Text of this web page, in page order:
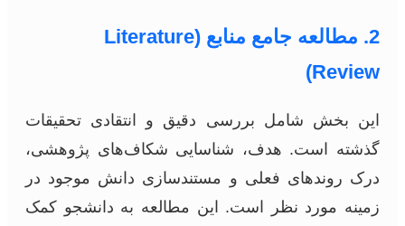
2. مطالعه جامع منابع (Literature
Review)
این بخش شامل بررسی دقیق و انتقادی تحقیقات
گذشته است. هدف، شناسایی شکاف‌های پژوهشی،
درک روندهای فعلی و مستندسازی دانش موجود در
زمینه مورد نظر است. این مطالعه به دانشجو کمک